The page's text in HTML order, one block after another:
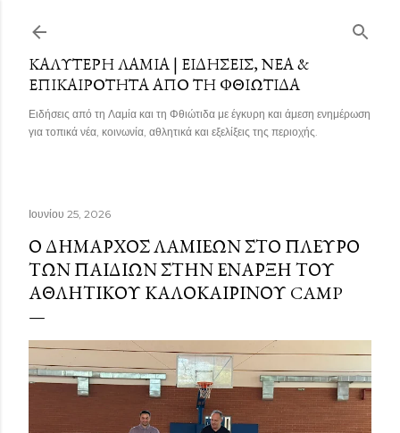
ΚΑΛΎΤΕΡΗ ΛΑΜΊΑ | ΕΙΔΉΣΕΙΣ, ΝΈΑ &
ΕΠΙΚΑΙΡΌΤΗΤΑ ΑΠΌ ΤΗ ΦΘΙΏΤΙΔΑ
Ειδήσεις από τη Λαμία και τη Φθιώτιδα με έγκυρη και άμεση ενημέρωση
για τοπικά νέα, κοινωνία, αθλητικά και εξελίξεις της περιοχής.
Ιουνίου 25, 2026
Ο ΔΉΜΑΡΧΟΣ ΛΑΜΙΈΩΝ ΣΤΟ ΠΛΕΥΡΌ
ΤΩΝ ΠΑΙΔΙΏΝ ΣΤΗΝ ΈΝΑΡΞΗ ΤΟΥ
ΑΘΛΗΤΙΚΟΎ ΚΑΛΟΚΑΙΡΙΝΟΎ CAMP